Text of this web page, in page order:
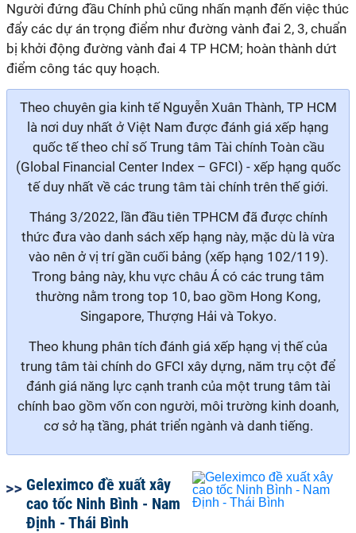
Người đứng đầu Chính phủ cũng nhấn mạnh đến việc thúc
đẩy các dự án trọng điểm như đường vành đai 2, 3, chuẩn
bị khởi động đường vành đai 4 TP HCM; hoàn thành dứt
điểm công tác quy hoạch.
Theo chuyên gia kinh tế Nguyễn Xuân Thành, TP HCM
là nơi duy nhất ở Việt Nam được đánh giá xếp hạng
quốc tế theo chỉ số Trung tâm Tài chính Toàn cầu
(Global Financial Center Index – GFCI) - xếp hạng quốc
tế duy nhất về các trung tâm tài chính trên thế giới.
Tháng 3/2022, lần đầu tiên TPHCM đã được chính
thức đưa vào danh sách xếp hạng này, mặc dù là vừa
vào nên ở vị trí gần cuối bảng (xếp hạng 102/119).
Trong bảng này, khu vực châu Á có các trung tâm
thường nằm trong top 10, bao gồm Hong Kong,
Singapore, Thượng Hải và Tokyo.
Theo khung phân tích đánh giá xếp hạng vị thế của
trung tâm tài chính do GFCI xây dựng, năm trụ cột để
đánh giá năng lực cạnh tranh của một trung tâm tài
chính bao gồm vốn con người, môi trường kinh doanh,
cơ sở hạ tầng, phát triển ngành và danh tiếng.
Geleximco đề xuất xây
cao tốc Ninh Bình - Nam
Định - Thái Bình